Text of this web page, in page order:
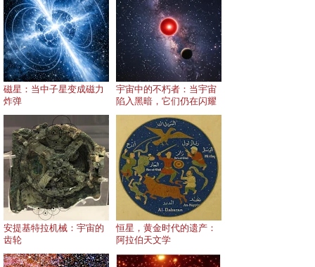
磁星：当中子星变成磁力
炸弹
宇宙中的不朽者：当宇宙
陷入黑暗，它们仍在闪耀
安提基特拉机械：宇宙的
齿轮
恒星，黄金时代的遗产：
阿拉伯天文学